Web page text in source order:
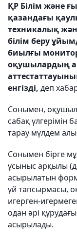
ҚР Білім және
қазандағы
техникалық
білім беру
биылғы
оқушылардың
енгізді, деп
Сонымен,
сабақ үлгерімін
тарау мүлдем
Сонымен бірге
ұсыныс арқылы
асырылатын ф
үй тапсырмасы,
игерген-
одан әрі
асырылады.